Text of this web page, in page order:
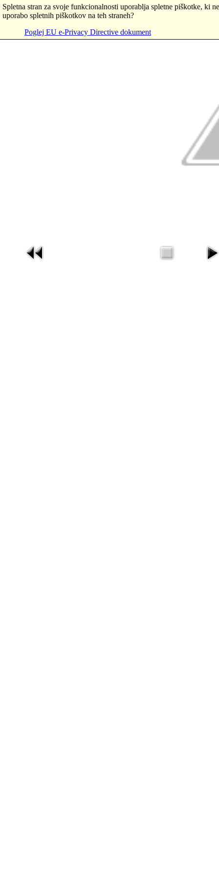
Spletna stran za svoje funkcionalnosti uporablja spletne piškotke, ki
uporabo spletnih piškotkov na teh straneh?
Poglej EU e-Privacy Directive dokument